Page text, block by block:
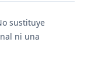
sustituye
ni una